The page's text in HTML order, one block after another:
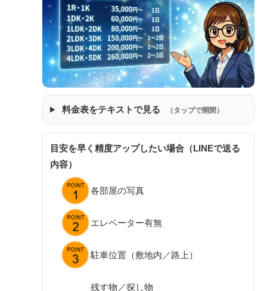
料金表をテキストで見る （タップで開閉）
目安を早く精度アップしたい場合（LINEで送る
内容）
各部屋の写真
エレベーター有無
駐車位置（敷地内／路上）
残す物／探し物